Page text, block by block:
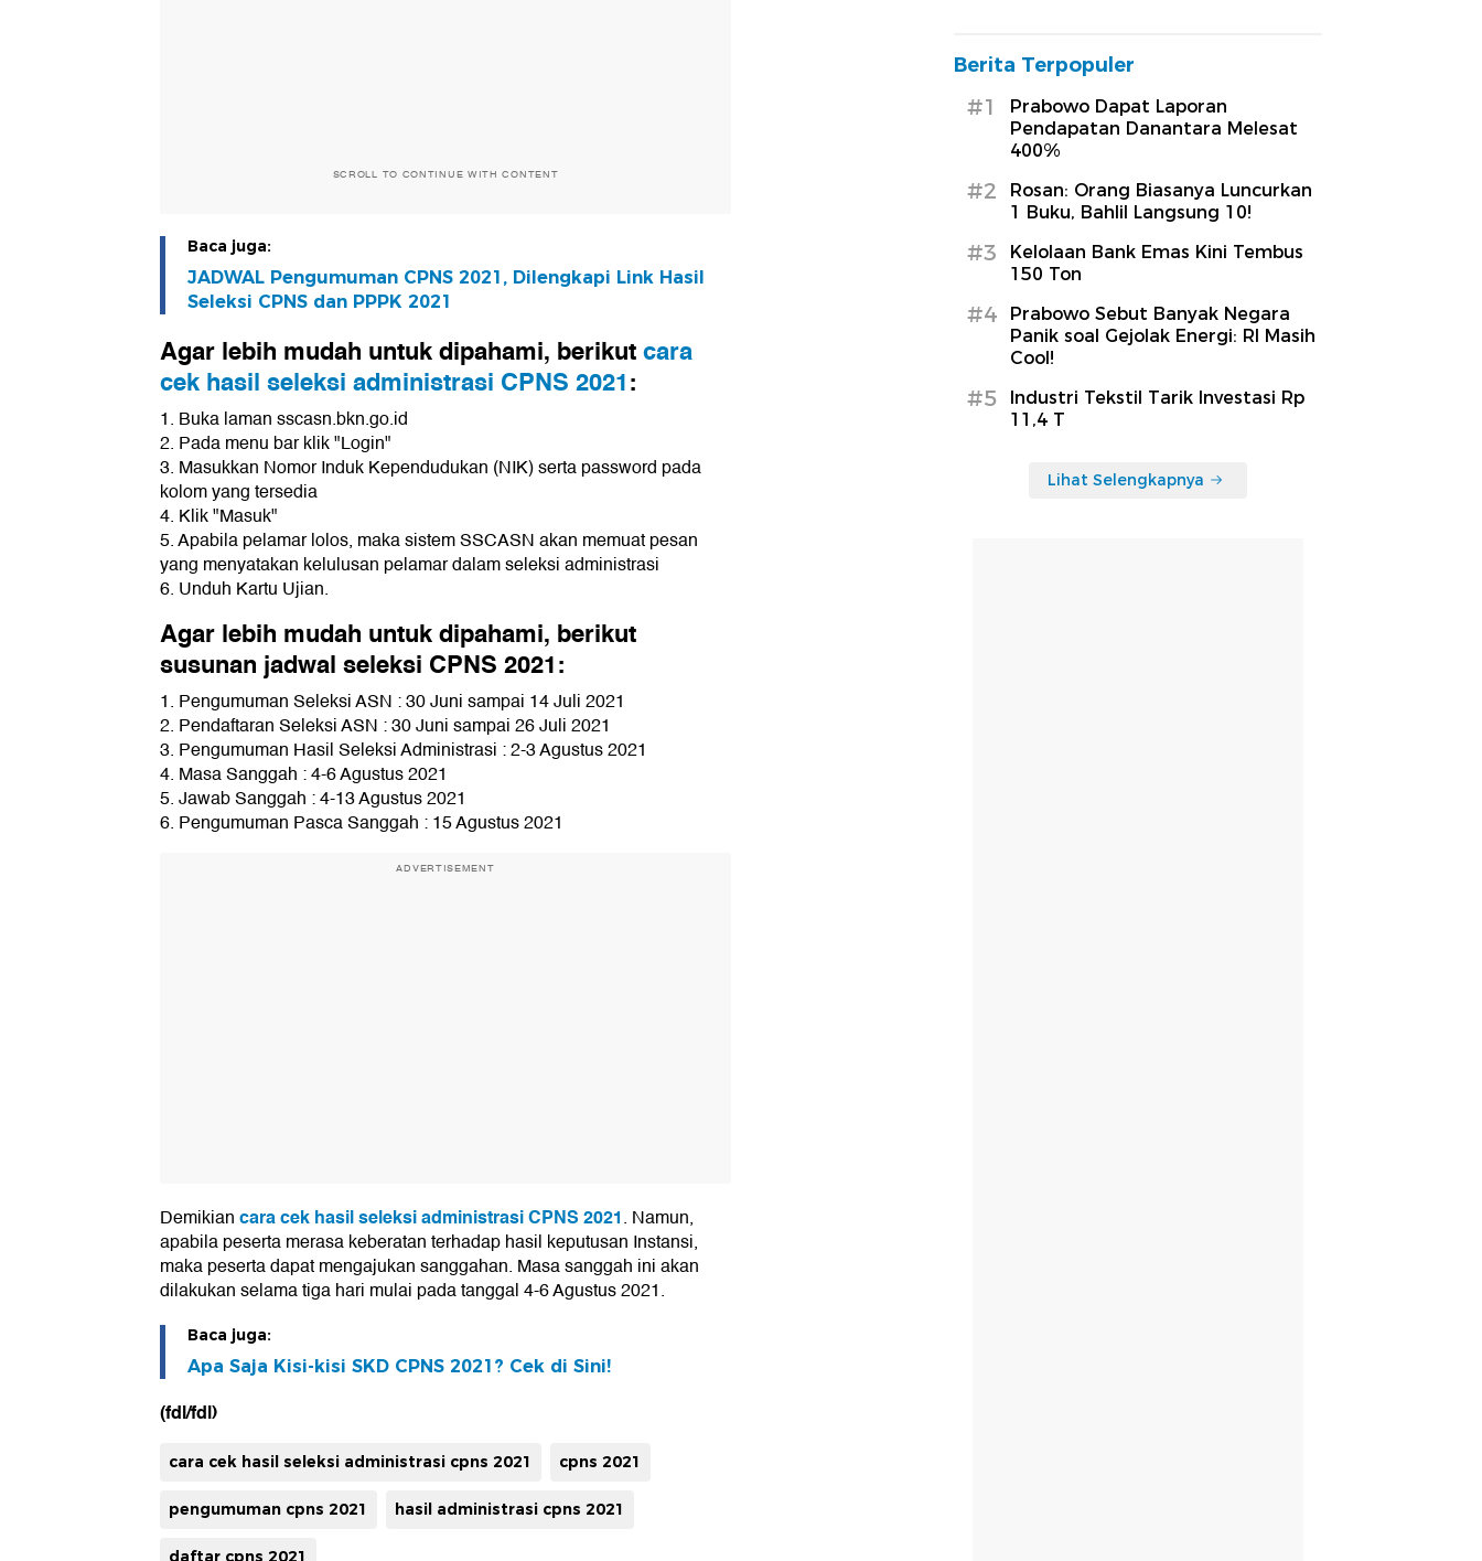
SCROLL TO CONTINUE WITH CONTENT
Baca juga:
JADWAL Pengumuman CPNS 2021, Dilengkapi Link Hasil
Seleksi CPNS dan PPPK 2021
Agar lebih mudah untuk dipahami, berikutcara
cek hasil seleksi administrasi CPNS 2021:
1. Buka laman sscasn.bkn.go.id
2. Pada menu bar klik "Login"
3. Masukkan Nomor Induk Kependudukan (NIK) serta password pada
kolom yang tersedia
4. Klik "Masuk"
5. Apabila pelamar lolos, maka sistem SSCASN akan memuat pesan
yang menyatakan kelulusan pelamar dalam seleksi administrasi
6. Unduh Kartu Ujian.
Agar lebih mudah untuk dipahami, berikut
susunan jadwal seleksi CPNS 2021:
1. Pengumuman Seleksi ASN : 30 Juni sampai 14 Juli 2021
2. Pendaftaran Seleksi ASN : 30 Juni sampai 26 Juli 2021
3. Pengumuman Hasil Seleksi Administrasi : 2-3 Agustus 2021
4. Masa Sanggah : 4-6 Agustus 2021
5. Jawab Sanggah : 4-13 Agustus 2021
6. Pengumuman Pasca Sanggah : 15 Agustus 2021
ADVERTISEMENT
Demikiancara cek hasil seleksi administrasi CPNS 2021. Namun,
apabila peserta merasa keberatan terhadap hasil keputusan Instansi,
maka peserta dapat mengajukan sanggahan. Masa sanggah ini akan
dilakukan selama tiga hari mulai pada tanggal 4-6 Agustus 2021.
Baca juga:
Apa Saja Kisi-kisi SKD CPNS 2021? Cek di Sini!
(fdl/fdl)
cara cek hasil seleksi administrasi cpns 2021 cpns 2021
pengumuman cpns 2021 hasil administrasi cpns 2021
Berita Terpopuler
#1
Prabowo Dapat Laporan
Pendapatan Danantara Melesat
400%
#2
Rosan: Orang Biasanya Luncurkan
1 Buku, Bahlil Langsung 10!
#3
Kelolaan Bank Emas Kini Tembus
150 Ton
#4
Prabowo Sebut Banyak Negara
Panik soal Gejolak Energi: RI Masih
Cool!
#5
Industri Tekstil Tarik Investasi Rp
11,4 T
Lihat Selengkapnya